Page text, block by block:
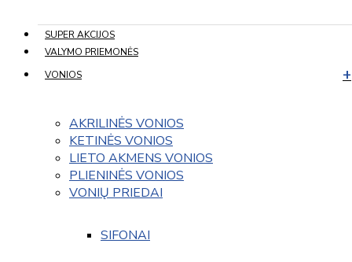
SUPER AKCIJOS
VALYMO PRIEMONĖS
VONIOS
AKRILINĖS VONIOS
KETINĖS VONIOS
LIETO AKMENS VONIOS
PLIENINĖS VONIOS
VONIŲ PRIEDAI
SIFONAI